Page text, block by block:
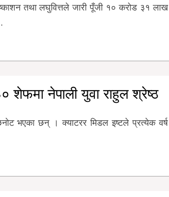
तथा लघुवित्तले जारी पूँजी १० करोड ३१ लाख
शेफमा नेपाली युवा राहुल श्रेष्ठ
भएका छन् । क्याटरर मिडल इष्टले प्रत्येक वर्ष